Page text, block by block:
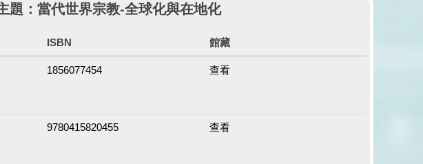
題：當代世界宗教-全球化與在地化
ISBN 館藏
1856077454 查看
9780415820455 查看